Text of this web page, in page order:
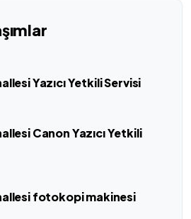
Yazıcı Yetkili Servisi
Canon Yazıcı Yetkili
fotokopi makinesi